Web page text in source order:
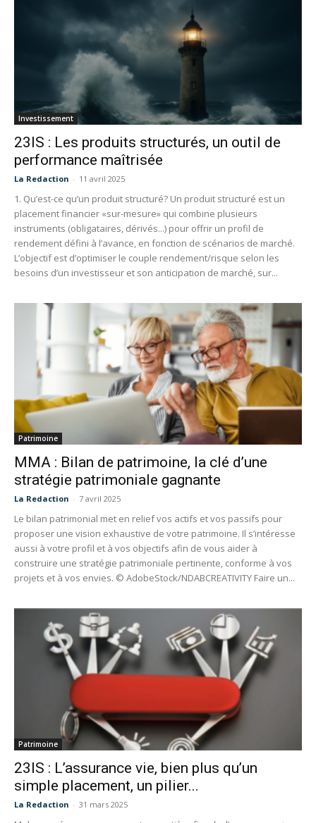
Investissement
23IS : Les produits structurés, un outil de
performance maîtrisée
La Redaction - 11 avril 2025
1. Qu’est-ce qu’un produit structuré? Un produit structuré est un
placement financier «sur-mesure» qui combine plusieurs
instruments (obligataires, dérivés...) pour offrir un profil de
rendement défini à l’avance, en fonction de scénarios de marché.
L’objectif est d’optimiser le couple rendement/risque selon les
besoins d’un investisseur et son anticipation de marché, sur...
Patrimoine
MMA : Bilan de patrimoine, la clé d’une
stratégie patrimoniale gagnante
La Redaction - 7 avril 2025
Le bilan patrimonial met en relief vos actifs et vos passifs pour
proposer une vision exhaustive de votre patrimoine. Il s’intéresse
aussi à votre profil et à vos objectifs afin de vous aider à
construire une stratégie patrimoniale pertinente, conforme à vos
projets et à vos envies. © AdobeStock/NDABCREATIVITY Faire un...
Patrimoine
23IS : L’assurance vie, bien plus qu’un
simple placement, un pilier...
La Redaction - 31 mars 2025